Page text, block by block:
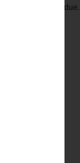
sa finale perdue.
tricolore.